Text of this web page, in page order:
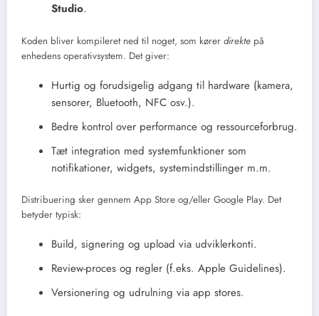
Studio.
Koden bliver kompileret ned til noget, som kører direkte på
enhedens operativsystem. Det giver:
Hurtig og forudsigelig adgang til hardware (kamera,
sensorer, Bluetooth, NFC osv.).
Bedre kontrol over performance og ressourceforbrug.
Tæt integration med systemfunktioner som
notifikationer, widgets, systemindstillinger m.m.
Distribuering sker gennem App Store og/eller Google Play. Det
betyder typisk:
Build, signering og upload via udviklerkonti.
Review-proces og regler (f.eks. Apple Guidelines).
Versionering og udrulning via app stores.